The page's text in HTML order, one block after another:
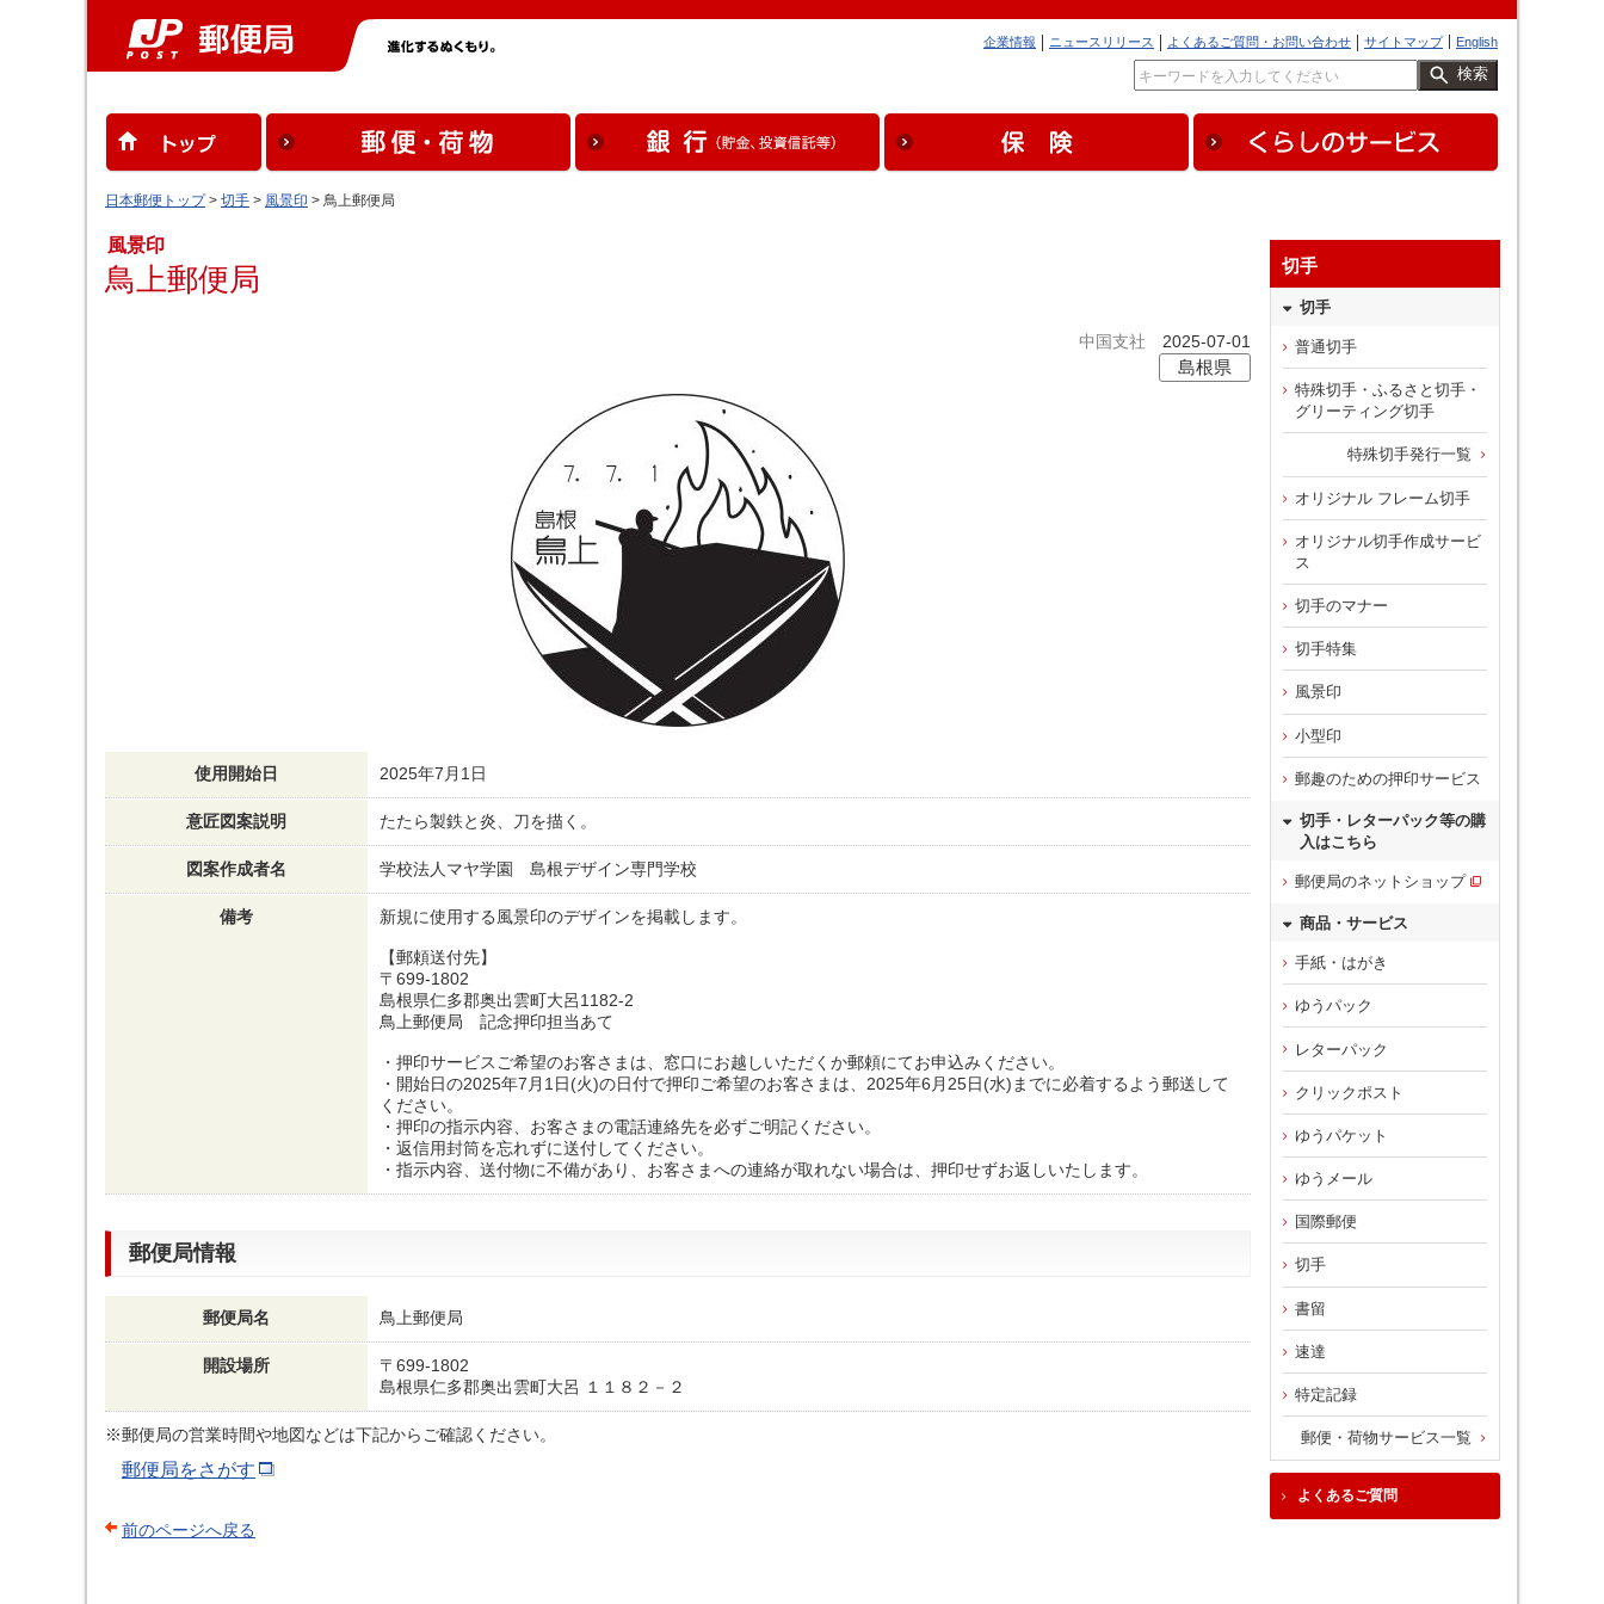
English
サイトマップ
よくあるご質問・お問い合わせ
ニュースリリース
企業情報
検索
日本郵便トップ> 切手 > 風景印 > 鳥上郵便局
風景印
鳥上郵便局
中国支社 2025-07-01
島根県
使用開始日 2025年7月1日
意匠図案説明 たたら製鉄と炎、刀を描く。
図案作成者名 学校法人マヤ学園 島根デザイン専門学校
備考 新規に使用する風景印のデザインを掲載します。
【郵頼送付先】
〒699-1802
島根県仁多郡奥出雲町大呂1182-2
鳥上郵便局 記念押印担当あて
・押印サービスご希望のお客さまは、窓口にお越しいただくか郵頼にてお申込みください。
・開始日の2025年7月1日(火)の日付で押印ご希望のお客さまは、2025年6月25日(水)までに必着するよう郵送して
ください。
・押印の指示内容、お客さまの電話連絡先を必ずご明記ください。
・返信用封筒を忘れずに送付してください。
・指示内容、送付物に不備があり、お客さまへの連絡が取れない場合は、押印せずお返しいたします。
郵便局情報
郵便局名 鳥上郵便局
開設場所
〒699-1802
島根県仁多郡奥出雲町大呂 １１８２－２
※郵便局の営業時間や地図などは下記からご確認ください。
郵便局をさがす
前のページへ戻る
切手
切手
普通切手
特殊切手・ふるさと切手・
グリーティング切手
特殊切手発行一覧
オリジナル フレーム切手
オリジナル切手作成サービ
ス
切手のマナー
切手特集
風景印
小型印
郵趣のための押印サービス
切手・レターパック等の購
入はこちら
郵便局のネットショップ
商品・サービス
手紙・はがき
ゆうパック
レターパック
クリックポスト
ゆうパケット
ゆうメール
国際郵便
切手
書留
速達
特定記録
郵便・荷物サービス一覧
よくあるご質問